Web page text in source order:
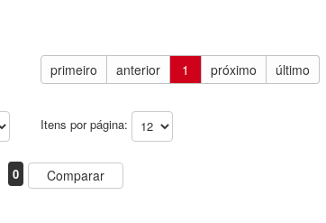
primeiro anterior 1 próximo último
Itens por página:
0 Comparar